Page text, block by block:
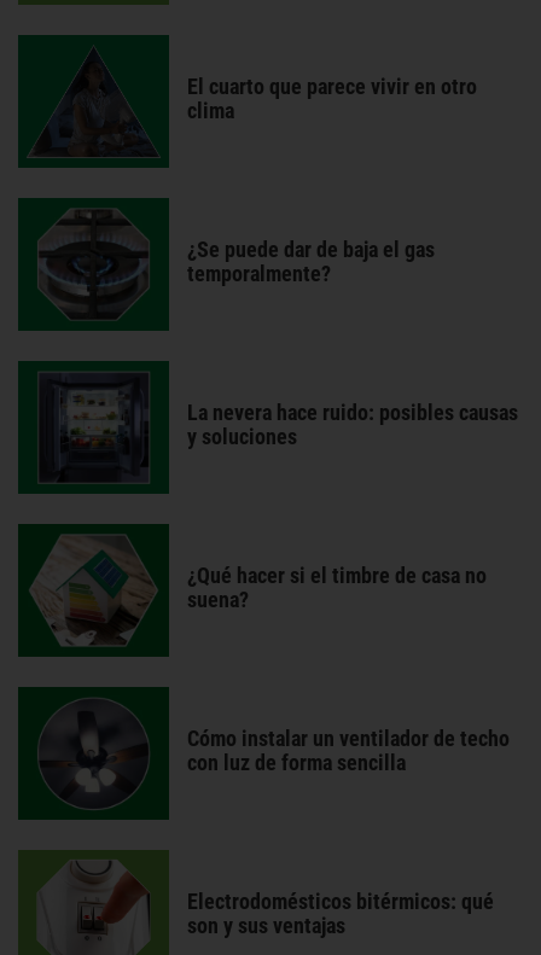
El cuarto que parece vivir en otro
clima
¿Se puede dar de baja el gas
temporalmente?
La nevera hace ruido: posibles causas
y soluciones
¿Qué hacer si el timbre de casa no
suena?
Cómo instalar un ventilador de techo
con luz de forma sencilla
Electrodomésticos bitérmicos: qué
son y sus ventajas